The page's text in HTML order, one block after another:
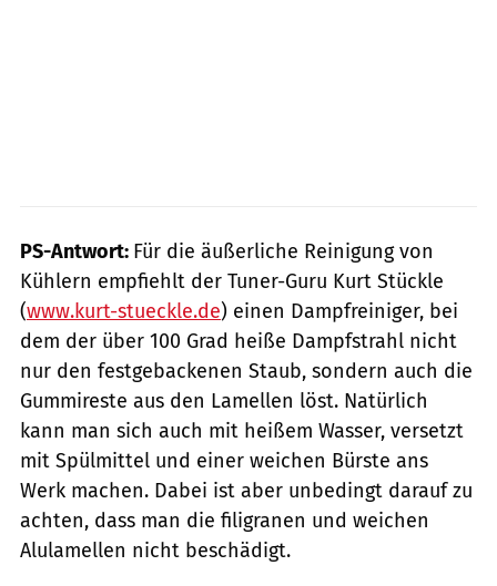
PS-Antwort: Für die äußerliche Reinigung von
Kühlern empfiehlt der Tuner-Guru Kurt Stückle
(www.kurt-stueckle.de) einen Dampfreiniger, bei
dem der über 100 Grad heiße Dampfstrahl nicht
nur den festgebackenen Staub, sondern auch die
Gummireste aus den Lamellen löst. Natürlich
kann man sich auch mit heißem Wasser, versetzt
mit Spülmittel und einer weichen Bürste ans
Werk machen. Dabei ist aber unbedingt darauf zu
achten, dass man die ­filigranen und weichen
Alulamellen nicht beschädigt.